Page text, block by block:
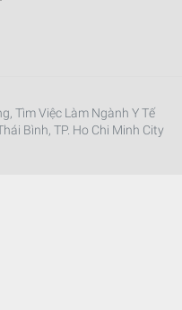
Tìm Việc Làm Ngành Y Tế
Bình, TP. Ho Chi Minh City